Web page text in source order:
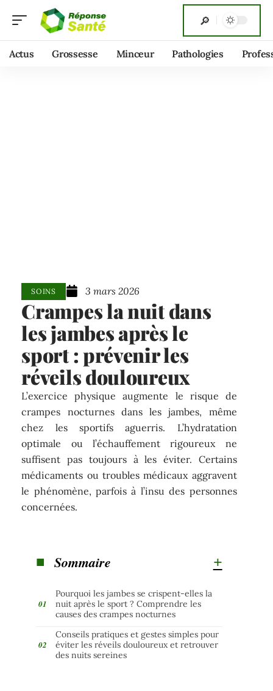
Actus Grossesse Minceur Pathologies
SOINS 3 mars 2026
Crampes la nuit dans
les jambes après le
sport : prévenir les
réveils douloureux
L’exercice physique augmente le risque de
crampes nocturnes dans les jambes, même
chez les sportifs aguerris. L’hydratation
optimale ou l’échauffement rigoureux ne
suffisent pas toujours à les éviter. Certains
médicaments ou troubles médicaux aggravent
le phénomène, parfois à l’insu des personnes
concernées.
Sommaire
Pourquoi les jambes se crispent-elles la
nuit après le sport ? Comprendre les
causes des crampes nocturnes
Conseils pratiques et gestes simples pour
éviter les réveils douloureux et retrouver
des nuits sereines